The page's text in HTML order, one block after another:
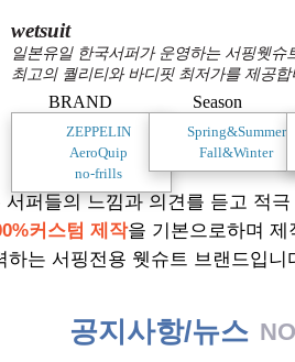
wetsuit
일본유일 한국서퍼가 운영하는 서핑웻
최고의 퀄리티와 바디핏 최저가를 제공합
BRAND
ZEPPELIN
AeroQuip
no-frills
Season
Spring&Summer
Fall&Winter
서퍼들의 느낌과 의견를 듣고 적
커스텀 제작을 기본으로하며
하는 서핑전용 웻슈트 브랜드입니
공지사항/뉴스